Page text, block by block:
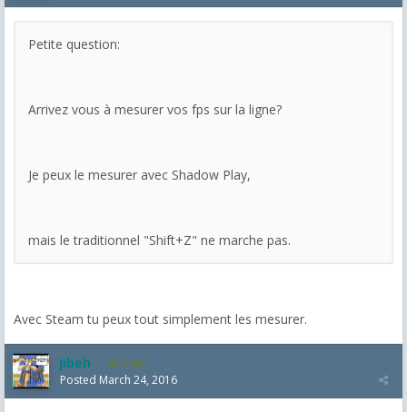
Petite question:
Arrivez vous à mesurer vos fps sur la ligne?
Je peux le mesurer avec Shadow Play,
mais le traditionnel "Shift+Z" ne marche pas.
Avec Steam tu peux tout simplement les mesurer.
jibeh 5,466
Posted March 24, 2016